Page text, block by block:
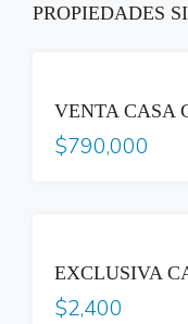
PROPIEDADES
$790,000
$2,400